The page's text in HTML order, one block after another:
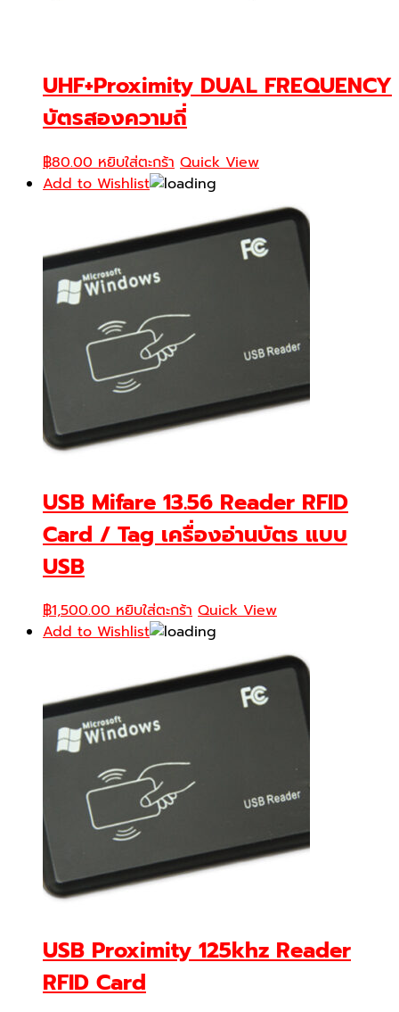
UHF+Proximity DUAL FREQUENCY
บัตรสองความถี่
฿80.00 หยิบใส่ตะกร้า Quick View
Add to Wishlist
USB Mifare 13.56 Reader RFID
Card / Tag เครื่องอ่านบัตร แบบ
USB
฿1,500.00 หยิบใส่ตะกร้า Quick View
Add to Wishlist
USB Proximity 125khz Reader
RFID Card